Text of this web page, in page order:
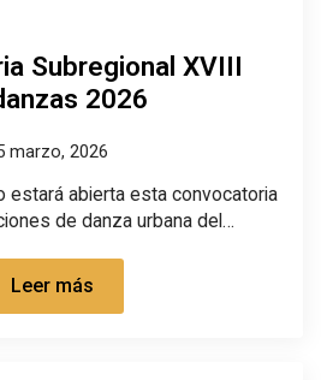
Subregional XVIII
2026
marzo, 2026
estará abierta esta convocatoria
de danza urbana del…
Leer más